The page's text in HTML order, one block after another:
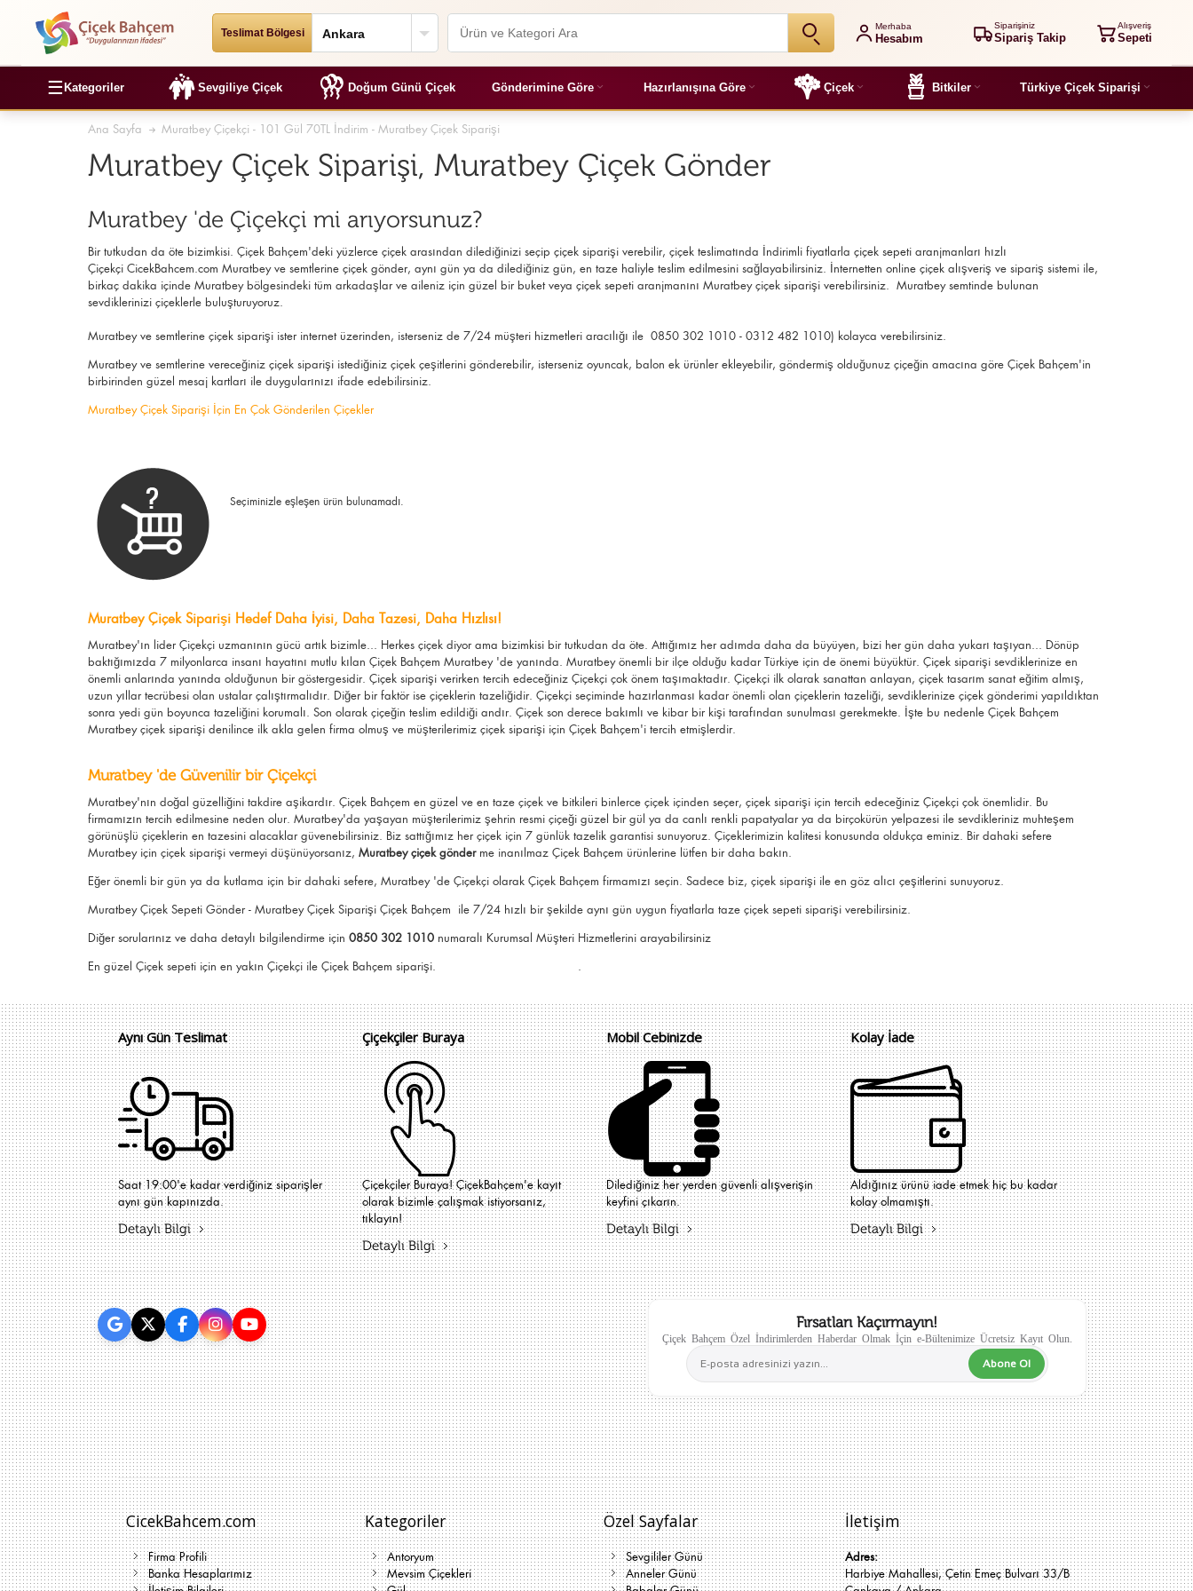
Teslimat Bölgesi
Merhaba
Hesabım
Siparişiniz
Sipariş Takip
Alışveriş
Sepeti
☰ Kategoriler Sevgiliye Çiçek Doğum Günü Çiçek Gönderimine Göre Hazırlanışına Göre Çiçek Bitkiler Türkiye Çiçek Siparişi
Ana Sayfa Muratbey Çiçekçi - 101 Gül 70TL İndirim - Muratbey Çiçek Siparişi
Muratbey Çiçek Siparişi, Muratbey Çiçek Gönder
Muratbey 'de Çiçekçi mi arıyorsunuz?
Bir tutkudan da öte bizimkisi. Çiçek Bahçem'deki yüzlerce çiçek arasından dilediğinizi seçip çiçek siparişi verebilir, çiçek teslimatında İndirimli fiyatlarla çiçek sepeti aranjmanları hızlı
Çiçekçi CicekBahcem.com Muratbey ve semtlerine çiçek gönder, aynı gün ya da dilediğiniz gün, en taze haliyle teslim edilmesini sağlayabilirsiniz. İnternetten online çiçek alışveriş ve sipariş sistemi ile,
birkaç dakika içinde Muratbey bölgesindeki tüm arkadaşlar ve aileniz için güzel bir buket veya çiçek sepeti aranjmanını Muratbey çiçek siparişi verebilirsiniz. Muratbey semtinde bulunan
sevdiklerinizi çiçeklerle buluşturuyoruz.
Muratbey ve semtlerine çiçek siparişi ister internet üzerinden, isterseniz de 7/24 müşteri hizmetleri aracılığı ile 0850 302 1010 - 0312 482 1010) kolayca verebilirsiniz.
Muratbey ve semtlerine vereceğiniz çiçek siparişi istediğiniz çiçek çeşitlerini gönderebilir, isterseniz oyuncak, balon ek ürünler ekleyebilir, göndermiş olduğunuz çiçeğin amacına göre Çiçek Bahçem'in
birbirinden güzel mesaj kartları ile duygularınızı ifade edebilirsiniz.
Muratbey Çiçek Siparişi İçin En Çok Gönderilen Çiçekler
Seçiminizle eşleşen ürün bulunamadı.
Muratbey Çiçek Siparişi Hedef Daha İyisi, Daha Tazesi, Daha Hızlısı!
Muratbey'ın lider Çiçekçi uzmanının gücü artık bizimle... Herkes çiçek diyor ama bizimkisi bir tutkudan da öte. Attığımız her adımda daha da büyüyen, bizi her gün daha yukarı taşıyan... Dönüp
baktığımızda 7 milyonlarca insanı hayatını mutlu kılan Çiçek Bahçem Muratbey 'de yanında. Muratbey önemli bir ilçe olduğu kadar Türkiye için de önemi büyüktür. Çiçek siparişi sevdiklerinize en
önemli anlarında yanında olduğunun bir göstergesidir. Çiçek siparişi verirken tercih edeceğiniz Çiçekçi çok önem taşımaktadır. Çiçekçi ilk olarak sanattan anlayan, çiçek tasarım sanat eğitim almış,
uzun yıllar tecrübesi olan ustalar çalıştırmalıdır. Diğer bir faktör ise çiçeklerin tazeliğidir. Çiçekçi seçiminde hazırlanması kadar önemli olan çiçeklerin tazeliği, sevdiklerinize çiçek gönderimi yapıldıktan
sonra yedi gün boyunca tazeliğini korumalı. Son olarak çiçeğin teslim edildiği andır. Çiçek son derece bakımlı ve kibar bir kişi tarafından sunulması gerekmekte. İşte bu nedenle Çiçek Bahçem
Muratbey çiçek siparişi denilince ilk akla gelen firma olmuş ve müşterilerimiz çiçek siparişi için Çiçek Bahçem'i tercih etmişlerdir.
Muratbey 'de Güvenilir bir Çiçekçi
Muratbey'nın doğal güzelliğini takdire aşikardır. Çiçek Bahçem en güzel ve en taze çiçek ve bitkileri binlerce çiçek içinden seçer, çiçek siparişi için tercih edeceğiniz Çiçekçi çok önemlidir. Bu
firmamızın tercih edilmesine neden olur. Muratbey'da yaşayan müşterilerimiz şehrin resmi çiçeği güzel bir gül ya da canlı renkli papatyalar ya da birçokürün yelpazesi ile sevdikleriniz muhteşem
görünüşlü çiçeklerin en tazesini alacaklar güvenebilirsiniz. Biz sattığımız her çiçek için 7 günlük tazelik garantisi sunuyoruz. Çiçeklerimizin kalitesi konusunda oldukça eminiz. Bir dahaki sefere
Muratbey için çiçek siparişi vermeyi düşünüyorsanız, Muratbey çiçek gönderme inanılmaz Çiçek Bahçem ürünlerine lütfen bir daha bakın.
Eğer önemli bir gün ya da kutlama için bir dahaki sefere, Muratbey 'de Çiçekçi olarak Çiçek Bahçem firmamızı seçin. Sadece biz, çiçek siparişi ile en göz alıcı çeşitlerini sunuyoruz.
Muratbey Çiçek Sepeti Gönder - Muratbey Çiçek Siparişi Çiçek Bahçem ile 7/24 hızlı bir şekilde aynı gün uygun fiyatlarla taze çiçek sepeti siparişi verebilirsiniz.
Diğer sorularınız ve daha detaylı bilgilendirme için 0850 302 1010 numaralı Kurumsal Müşteri Hizmetlerini arayabilirsiniz
En güzel Çiçek sepeti için en yakın Çiçekçi ile Çiçek Bahçem siparişi. .
Aynı Gün Teslimat
Saat 19:00'e kadar verdiğiniz siparişler
aynı gün kapınızda.
Detaylı Bilgi
Çiçekçiler Buraya
Çiçekçiler Buraya! ÇiçekBahçem'e kayıt
olarak bizimle çalışmak istiyorsanız,
tıklayın!
Detaylı Bilgi
Mobil Cebinizde
Dilediğiniz her yerden güvenli alışverişin
keyfini çıkarın.
Detaylı Bilgi
Kolay İade
Aldığınız ürünü iade etmek hiç bu kadar
kolay olmamıştı.
Detaylı Bilgi
Fırsatları Kaçırmayın!
Çiçek Bahçem Özel İndirimlerden Haberdar Olmak İçin e-Bültenimize Ücretsiz Kayıt Olun.
Abone Ol
CicekBahcem.com
Firma Profili
Banka Hesaplarımız
Kategoriler
Antoryum
Mevsim Çiçekleri
Özel Sayfalar
Sevgililer Günü
Anneler Günü
İletişim
Adres:
Harbiye Mahallesi, Çetin Emeç Bulvarı 33/B